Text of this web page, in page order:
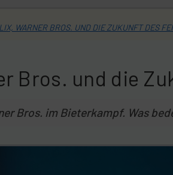
WARNER BROS. UND DIE ZUKUNFT DES
Bros. und die
Bros. im Bieterkampf. Was